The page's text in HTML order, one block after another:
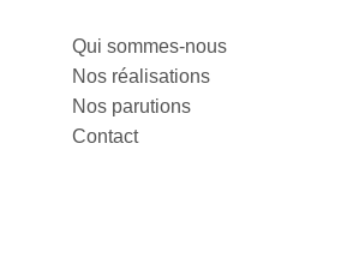
Qui sommes-nous
Nos réalisations
Nos parutions
Contact